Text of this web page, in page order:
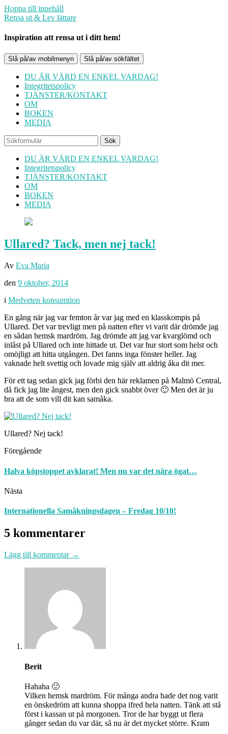
Hoppa till innehåll
Rensa ut & Lev lättare
Inspiration att rensa ut i ditt hem!
Slå på/av mobilmenyn Slå på/av sökfältet
DU ÄR VÄRD EN ENKEL VARDAG!
Integritetspolicy
TJÄNSTER/KONTAKT
OM
BOKEN
MEDIA
Sök
DU ÄR VÄRD EN ENKEL VARDAG!
Integritetspolicy
TJÄNSTER/KONTAKT
OM
BOKEN
MEDIA
Ullared? Tack, men nej tack!
Av Eva Maria
den 9 oktober, 2014
i Medveten konsumtion
En gång när jag var femton år var jag med en klasskompis på
Ullared. Det var trevligt men på natten efter vi varit där drömde jag
en sådan hemsk mardröm. Jag drömde att jag var kvarglömd och
inlåst på Ullared och inte hittade ut. Det var hur stort som helst och
omöjligt att hitta utgången. Det fanns inga fönster heller. Jag
vaknade helt svettig och lovade mig själv att aldrig åka dit mer.
För ett tag sedan gick jag förbi den här reklamen på Malmö Central,
då fick jag lite ångest, men den gick snabbt över 🙂 Men det är ju
bra att de som vill dit kan samåka.
Ullared? Nej tack!
Föregående
Halva köpstoppet avklarat! Men nu var det nära ögat…
Nästa
Internationella Samåkningsdagen – Fredag 10/10!
5 kommentarer
Lägg till kommentar →
Berit
Hahaha 🙂
Vilken hemsk mardröm. För många andra hade det nog varit
en önskedröm att kunna shoppa ifred hela natten. Tänk att stå
först i kassan ut på morgonen. Tror de har byggt ut flera
gånger sedan du var där, så nu är det mycket större. Kram